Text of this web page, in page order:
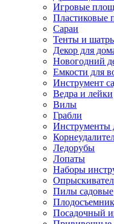
Игровые
Пластиковые
Сараи
Тенты и
Декор для
Новогодний
Емкости для
Инструмент
Ведра и лейки
Вилы
Грабли
Инструменты
Ледорубы
Лопаты
Наборы
Пилы садовые
Посадочный